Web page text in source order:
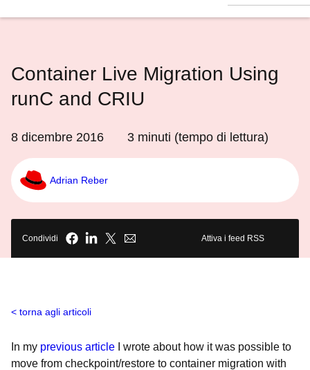
Container Live Migration Using
runC and CRIU
8 dicembre 2016 3 minuti (tempo di lettura)
Adrian Reber
Condividi Attiva i feed RSS
torna agli articoli
In my previous article I wrote about how it was possible to
move from checkpoint/restore to container migration with